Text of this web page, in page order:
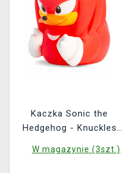
Kaczka Sonic the
Hedgehog - Knuckles
Hedgehog 4)
W magazynie (3szt.)